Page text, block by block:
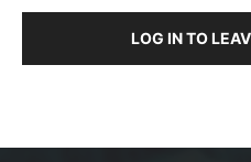
LOG IN TO